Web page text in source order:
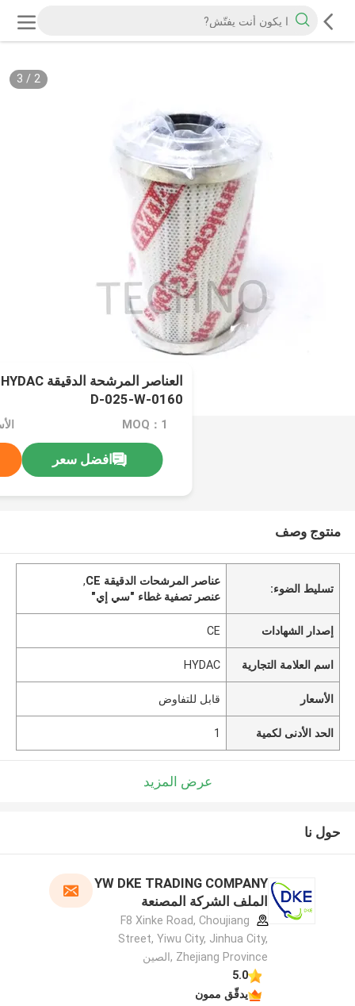
2
/
3
0160-D-025-W
MOQ：1
افضل سعر
منتوج وصف
تسليط الضوء:
عناصر المرشحات الدقيقة CE
,
عنصر تصفية غطاء "سي إي"
إصدار الشهادات CE
اسم العلامة التجارية HYDAC
الأسعار قابل للتفاوض
الحد الأدنى لكمية 1
عرض المزيد
حول نا
YW DKE TRADING COMPANY
الملف الشركة المصنعة
F8 Xinke Road, Choujiang
Street, Yiwu City, Jinhua City,
Zhejiang Province ,الصين
5.0
يدقّق ممون